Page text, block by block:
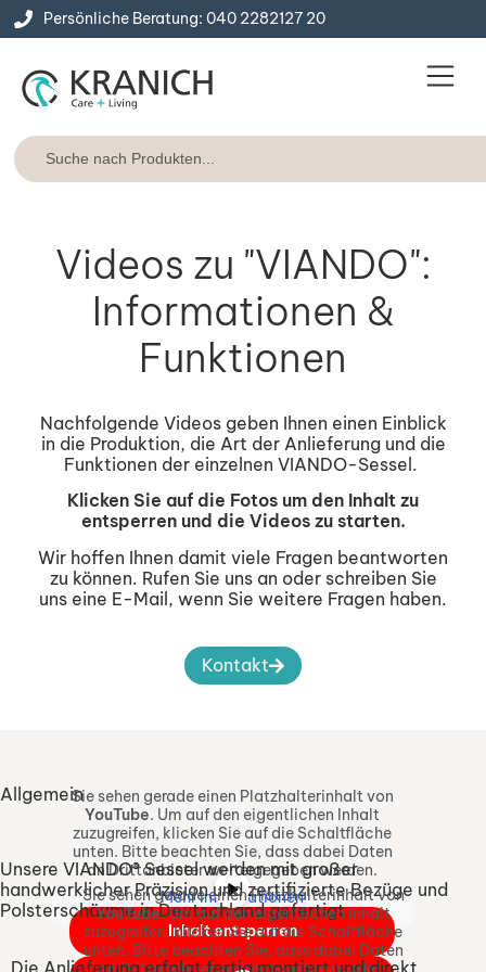
Persönliche Beratung: 040 2282127 20
Videos zu "VIANDO":
Informationen &
Funktionen
Nachfolgende Videos geben Ihnen einen Einblick
in die Produktion, die Art der Anlieferung und die
Funktionen der einzelnen VIANDO-Sessel.
Klicken Sie auf die Fotos um den Inhalt zu
entsperren und die Videos zu starten.
Wir hoffen Ihnen damit viele Fragen beantworten
zu können. Rufen Sie uns an oder schreiben Sie
uns eine E-Mail, wenn Sie weitere Fragen haben.
Kontakt
AllgemeinSie sehen gerade einen Platzhalterinhalt von
YouTube. Um auf den eigentlichen Inhalt
zuzugreifen, klicken Sie auf die Schaltfläche
unten. Bitte beachten Sie, dass dabei Daten
an Drittanbieter weitergegeben werden.
Mehr Informationen
Inhalt entsperren
Unsere VIANDO® Sessel werden mit großer
handwerklicher Präzision und zertifizierte Bezüge und
Polsterschäume in Deutschland gefertigt
Sie sehen gerade einen Platzhalterinhalt von
YouTube. Um auf den eigentlichen Inhalt
zuzugreifen, klicken Sie auf die Schaltfläche
unten. Bitte beachten Sie, dass dabei Daten